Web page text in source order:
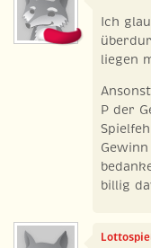
Ich
liegen
P der
billig